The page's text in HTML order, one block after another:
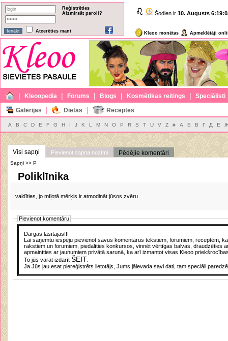
Reģistrēties
Aizmirsāt paroli?
Atcerēties mani
Šodien ir 10. Augusts
Kleoo monētas Apmeklētāji
| Kleoopedia | Forums | Blogs | Kosmētikas reitings | Speciālisti
Galerijas | Diētas | Receptes
A B C D E F G H I J K L M N O P R S T U V Z # А Б В Г Д Е
Visi sapņi Pievienot sapņa nozīmi Pēdējie komentāri
Sapņi >> P
Poliklīnika
valdīties, jo mīļotā mērķis ir atmodināt jūsos zvēru
Pievienot komentāru
Dārgās lasītājas!!!
Lai saņemtu iespēju pievienot savus komentārus tekstiem, forumiem, receptēm,
rakstiem un forumiem, piedalīties konkursos, vinnēt vērtīgas balvas, draudzēties
apmainīties ar jaunumiem privātā sarunā, ka arī izmantot visas Kleoo
To jūs varat izdarītŠEIT
Ja Jūs jau esat piereģistrēts lietotājs, Jums jāievada savi dati, tam speciāli